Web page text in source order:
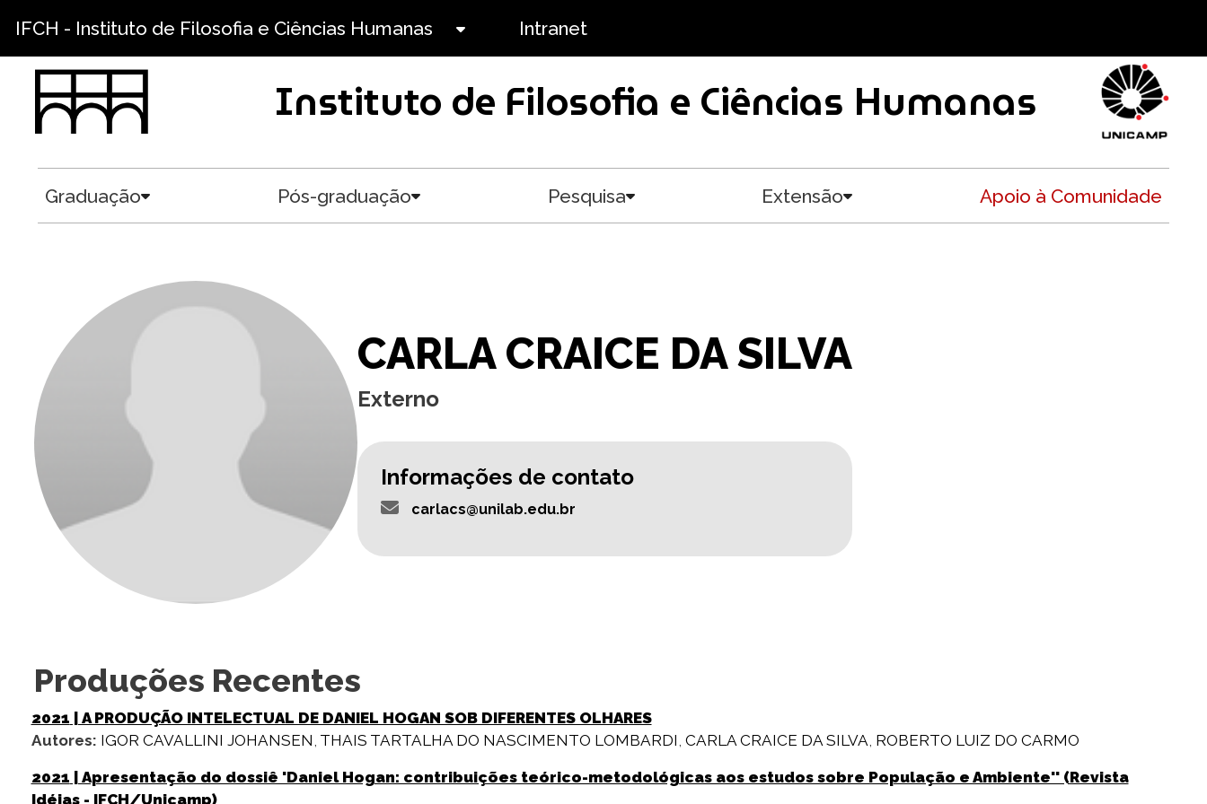
IFCH - Instituto de Filosofia e Ciências Humanas Intranet
Instituto de Filosofia e Ciências Humanas
Graduação Pós-graduação Pesquisa Extensão Apoio à Comunidade
CARLA CRAICE DA SILVA
Externo
Informações de contato
carlacs@unilab.edu.br
Produções Recentes
2021 | A PRODUÇÃO INTELECTUAL DE DANIEL HOGAN SOB DIFERENTES OLHARES
Autores: IGOR CAVALLINI JOHANSEN, THAIS TARTALHA DO NASCIMENTO LOMBARDI, CARLA CRAICE DA SILVA, ROBERTO LUIZ DO CARMO
2021 | Apresentação do dossiê 'Daniel Hogan: contribuições teórico-metodológicas aos estudos sobre População e Ambiente'' (Revista
Idéias - IFCH/Unicamp)